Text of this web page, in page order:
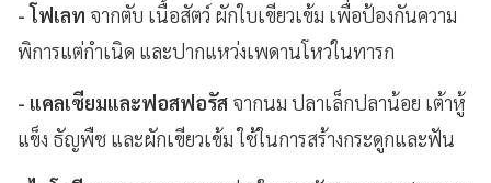
- โฟเลท จากตับ เนื้อสัตว์ ผักใบเขียวเข้ม เพื่อป้องกันความ
พิการแต่กำเนิด และปากแหว่งเพดานโหว่ในทารก
- แคลเซียมและฟอสฟอรัส จากนม ปลาเล็กปลาน้อย เต้าหู้
แข็ง ธัญพืช และผักเขียวเข้ม ใช้ในการสร้างกระดูกและฟัน